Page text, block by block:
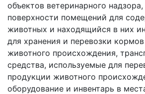
объектов ветеринарного
поверхности помещений для
животных и находящийся в них
для хранения и перевозки
животного происхождения,
средства, используемые для
продукции животного
оборудование и инвентарь в